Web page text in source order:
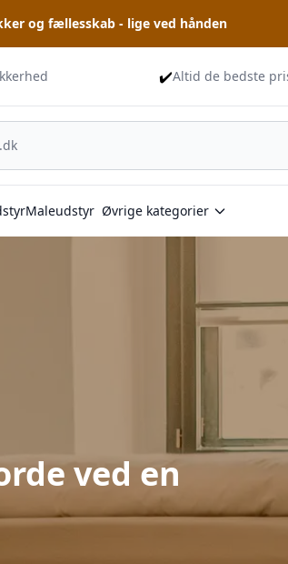
og fællesskab - lige ved hånden
✔️Altid de bedste
Maleudstyr Øvrige kategorier
ved en